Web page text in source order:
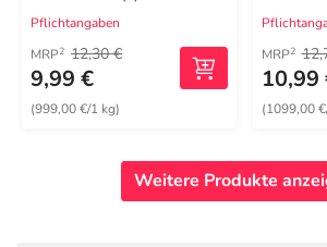
Pflichtangaben
MRP2 12,30 €
9,99 €
(999,00 €/1 kg)
MRP2
10,99
(1099,00
Weitere Produkte